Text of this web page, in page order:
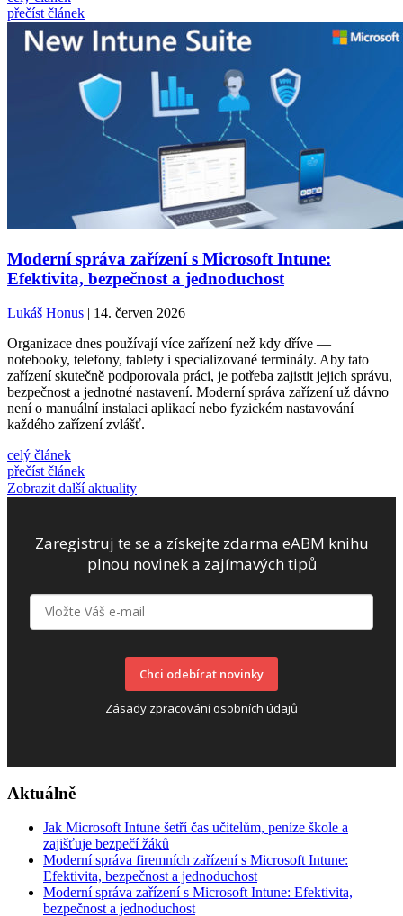
přečíst článek
Moderní správa zařízení s Microsoft Intune:
Efektivita, bezpečnost a jednoduchost
Lukáš Honus | 14. červen 2026
Organizace dnes používají více zařízení než kdy dříve —
notebooky, telefony, tablety i specializované terminály. Aby tato
zařízení skutečně podporovala práci, je potřeba zajistit jejich správu,
bezpečnost a jednotné nastavení. Moderní správa zařízení už dávno
není o manuální instalaci aplikací nebo fyzickém nastavování
každého zařízení zvlášť.
celý článek
přečíst článek
Zobrazit další aktuality
Zaregistruj te se a získejte zdarma eABM knihu
plnou novinek a zajímavých tipů
Chci odebírat novinky
Zásady zpracování osobních údajů
Aktuálně
Jak Microsoft Intune šetří čas učitelům, peníze škole a
zajišťuje bezpečí žáků
Moderní správa firemních zařízení s Microsoft Intune:
Efektivita, bezpečnost a jednoduchost
Moderní správa zařízení s Microsoft Intune: Efektivita,
bezpečnost a jednoduchost